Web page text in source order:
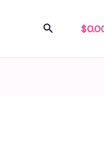
Buscar $